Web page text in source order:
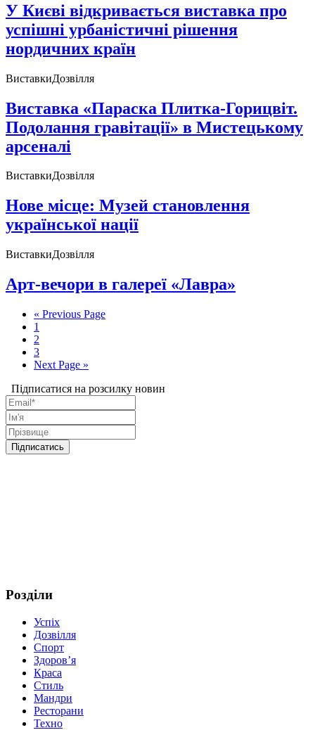
У Києві відкривається виставка про
успішні урбаністичні рішення
нордичних країн
ВиставкиДозвілля
Виставка «Параска Плитка-Горицвіт.
Подолання гравітації» в Мистецькому
арсеналі
ВиставкиДозвілля
Нове місце: Музей становлення
української нації
ВиставкиДозвілля
Арт-вечори в галереї «Лавра»
« Previous Page
1
2
3
Next Page »
Підписатися на розсилку новин
Розділи
Успіх
Дозвілля
Спорт
Здоров’я
Краса
Стиль
Мандри
Ресторани
Техно